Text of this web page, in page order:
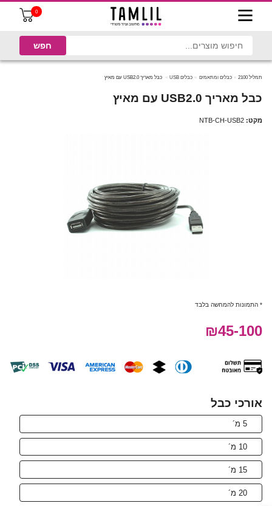
0
תמליל 2100 כבלים ומתאמים כבלים USB כבל מאריך USB2.0 עם מאיץ
כבל מאריך USB2.0 עם מאיץ
מקט: NTB-CH-USB2
* התמונות להמחשה בלבד
₪45-100
אורכי כבל
5 מ´
10 מ´
15 מ´
20 מ´